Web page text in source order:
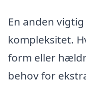
En anden
kompleksitet.
form eller
behov for